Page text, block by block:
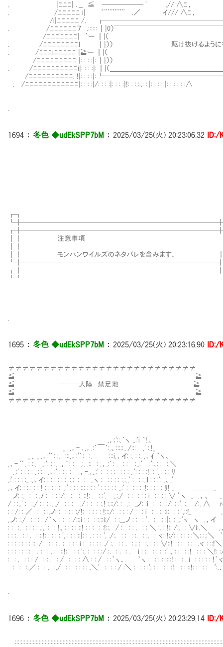
. |ﾆﾆﾆ| ､__ ≦ ────── ' .// ∧ﾆ， └─
. /ﾆﾆﾆﾆﾆ i| ｀¨¨¨¨¨¨ .／ イ/// ∧
/i|ﾆﾆﾆﾆﾆ /.
. /ﾆﾆﾆﾆﾆﾆ７ .:::::: ┃|0）￣￣￣￣￣￣￣￣￣￣￣￣￣￣￣￣￣
/ﾆﾆﾆﾆﾆﾆﾆ| ｀ー
. /ﾆﾆﾆﾆﾆﾆﾆﾆl ┃|）） 駆け抜けるよ
. /ﾆﾆﾆiﾆﾆﾆﾆﾆ |≧
/ﾆﾆﾆﾆﾆﾆﾆﾆﾆ |: : :
. /ﾆﾆﾆﾆﾆﾆﾆﾆﾆﾆi|: : : :|: ┃|（＿＿＿＿＿＿＿＿＿＿＿＿＿＿＿＿
/ﾆﾆﾆﾆﾆﾆﾆﾆﾆﾆ. !|: : : :|:
. /ﾆﾆﾆﾆﾆﾆﾆﾆﾆﾆﾆﾆ|: : : :|/: : : :|: : : :|!: : :.::.: :.|: : : : |: : : : : :∧
1694 ： 冬色 ◆udEkSPP7bM ： 2025/03/25(火) 20:23:06.32 ID:/
┏┓ ┏┓ /: : <1>/
┗╋━━━━━━━━━━━━━━━━━━━━━━━━━━━━╋┛
┏╋────────────────────────────╋┓
┃｜ 注意事項 ｜┃ 乂_
┃｜ モンハンワイルズのネタバレを含み
┗┛ ┗┛ ＼ ⌒)
1695 ： 冬色 ◆udEkSPP7bM ： 2025/03/25(火) 20:23:16.90 ID:/
≠≠≠≠≠≠≠≠≠≠≠≠≠≠≠≠≠≠≠≠≠≠≠≠≠≠≠
≦ ≧
≦ ―――大陸 禁足地 ≧
≦ ≧
≠≠≠≠≠≠≠≠≠≠≠≠≠≠≠≠≠≠≠≠≠≠≠≠≠≠≠
,，;'::.｀ヽ ,.:'i ｀!.､
_ ,，- ､,，.:´￣｀:.、:::::.../::: ,' :.!_
_ ,. _ ,，:'´: :. :::,，:'´: :. :::i,，イ: :. : :. ,，ｲ ｀ヽ、
,，- '´. : ::. ,.:': : :. ,，´: :. .:. .:: : ,，.:´: . : : :,.:' :':､: : :.＼
,.:' : : : : ,.:': : ,，:' : : : : ,，-.､,.:' : : : : : : : ,.': : : :!:
,:' : : : :_ :,，イ: : : : : : :, ;.:' : : ..ヽ : : : : : :.:.,' : :
,，イ; : : : : : ! : : : : : ,.:' : : : ::; : : : ' : : : : : ,.:' : : : : :!: : : : : ﾘ! _＿
ノ: :. : :..ﾉ : : : :/: :. :. ::!: . : :', ,.:./ : : : : : i : : : : ∨ ',ヽ _
/ : :,.' ; :./ : : : :.../ : : : ./ : : : :.! :.::/: : .: _ノ: :i : : :/: : :', :, /:.
: : /: : ／ : : :.ノ: : : : : :/!: : : : : !:::/: : : : / : : i :. :. :i: : :
,.ノ: :./ : : : : /｀ヽ : : : /::;i : : : :.::i:/ : :__,ノ : : : ', :. : :|:. : ,.:'ヽ
: : :, : : : : .:,' : : !、: : ; : ::! : : : : :!::. / :. : : . : : ＼ :. : !:. /:. :
: : :. : : . : ::!: : : : : ', : : : ::|: : . : : : ', ./:. : : : :. : :. : ヾ: !;/: : : : : :＼: :.:＼
: : : : : : : ::. /: : : : . ; : : : i : : : : : ./ :. : : . : ; : :. : : : ∨::! : : : : .ヾ :
: : : : : : : ; : : . : ::!: : : ':, : : : :/ :. : . : . i : :. : : : ::' 、: : : :!
: : . : : : / : : . : / : : : ∧ : : / : :｀ヽ、 ｀ヽ : : : : ::::! : : . i :
: : :.／ : : . :./ : : : : : : .＼' : : : / :＼ : : : :'; : : : : :!: : :
1696 ： 冬色 ◆udEkSPP7bM ： 2025/03/25(火) 20:23:29.14 ID:/